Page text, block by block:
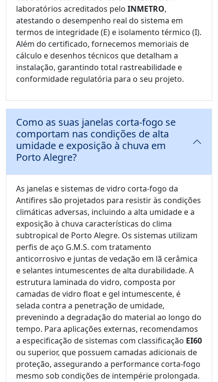
laboratórios acreditados pelo INMETRO,
atestando o desempenho real do sistema em
termos de integridade (E) e isolamento térmico (I).
Além do certificado, fornecemos memoriais de
cálculo e desenhos técnicos que detalham a
instalação, garantindo total rastreabilidade e
conformidade regulatória para o seu projeto.
Como as suas janelas corta-fogo se
comportam nas condições de alta
umidade e exposição à chuva em
Porto Alegre?
As janelas e sistemas de vidro corta-fogo da
Antifires são projetados para resistir às condições
climáticas adversas, incluindo a alta umidade e a
exposição à chuva características do clima
subtropical de Porto Alegre. Os sistemas utilizam
perfis de aço G.M.S. com tratamento
anticorrosivo e juntas de vedação em lã cerâmica
e selantes intumescentes de alta durabilidade. A
estrutura laminada do vidro, composta por
camadas de vidro float e gel intumescente, é
selada contra a penetração de umidade,
prevenindo a degradação do material ao longo do
tempo. Para aplicações externas, recomendamos
a especificação de sistemas com classificação EI60
ou superior, que possuem camadas adicionais de
proteção, assegurando a performance corta-fogo
mesmo sob condições de intempérie prolongada.